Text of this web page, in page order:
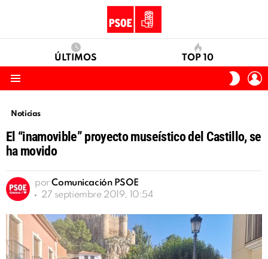
ÚLTIMOS TOP 10
SKIN
Noticias
El “inamovible” proyecto museístico del Castillo, se
ha movido
por Comunicación PSOE
27 septiembre 2019, 10:54